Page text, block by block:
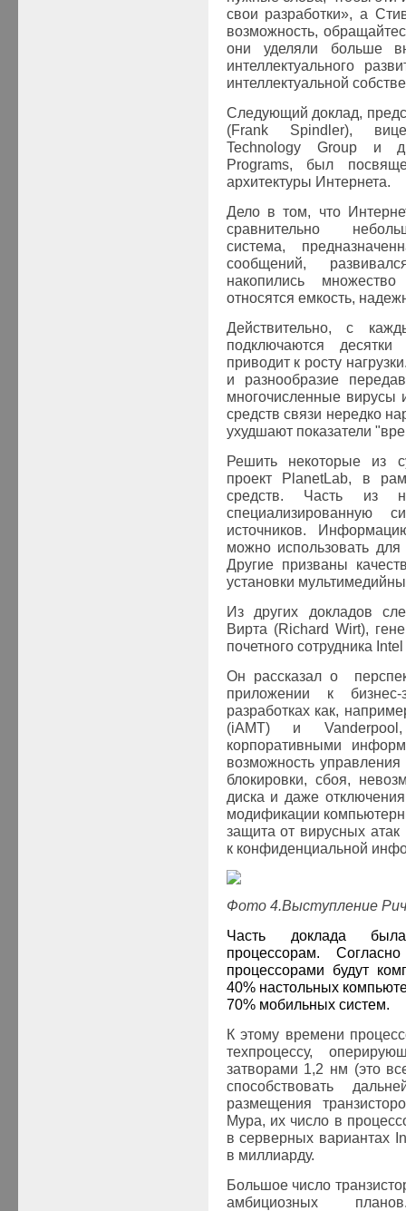
свои разработки», а
возможность,
они уделяли больше
интеллектуального
интеллектуальной
Следующий доклад,
(Frank Spindler),
Technology
Groupи
Programs, был
архитектуры Интернета.
Дело в том, что
сравнительно
система,
сообщений,
накопились
относятся емкость,
Действительно, с
подключаются
приводит к росту
и разнообразие
многочисленные вирусы
средств связи нередко
ухудшают показатели
Решить некоторые из
проект PlanetLab, в
средств. Часть из
специализированную
источников.
можно использовать
Другие призваны
установки
Из других докладов
Вирта (Richard Wirt),
почетного сотрудника
Он рассказал о
приложении к
разработках как,
(iAMT) и
корпоративными
возможность
блокировки, сбоя,
диска и даже
модификации
защита от вирусных атак
к конфиденциальной
Фото 4.Выступление
Часть доклада
процессорам.
процессорами будут
40% настольных
70% мобильных систем.
К этому времени
техпроцессу,
затворами 1,2 нм (это
способствовать
размещения
Мура, их число в
в серверных вариантах
в миллиарду.
Большое число
амбициозных